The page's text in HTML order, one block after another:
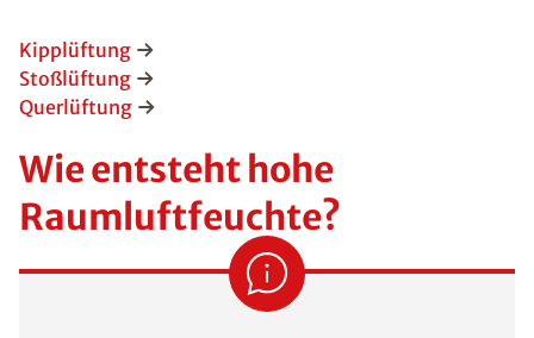
Kipplüftung
Stoßlüftung
Querlüftung
Wie entsteht hohe
Raumluftfeuchte?